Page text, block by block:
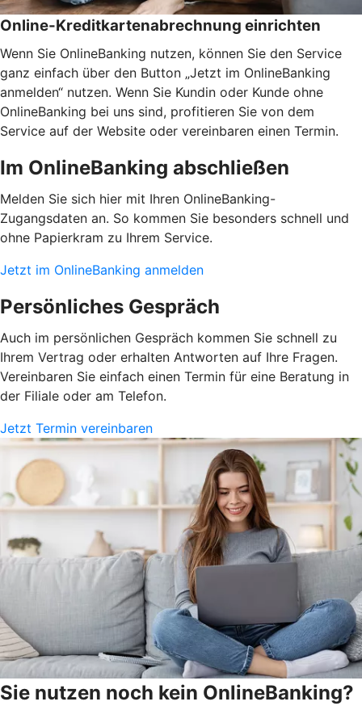
Online-Kreditkartenabrechnung einrichten
Wenn Sie OnlineBanking nutzen, können Sie den Service
ganz einfach über den Button „Jetzt im OnlineBanking
anmelden“ nutzen. Wenn Sie Kundin oder Kunde ohne
OnlineBanking bei uns sind, profitieren Sie von dem
Service auf der Website oder vereinbaren einen Termin.
Im OnlineBanking abschließen
Melden Sie sich hier mit Ihren OnlineBanking-
Zugangsdaten an. So kommen Sie besonders schnell und
ohne Papierkram zu Ihrem Service.
Jetzt im OnlineBanking anmelden
Persönliches Gespräch
Auch im persönlichen Gespräch kommen Sie schnell zu
Ihrem Vertrag oder erhalten Antworten auf Ihre Fragen.
Vereinbaren Sie einfach einen Termin für eine Beratung in
der Filiale oder am Telefon.
Jetzt Termin vereinbaren
Sie nutzen noch kein OnlineBanking?